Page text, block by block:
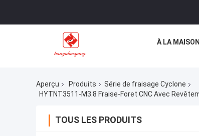
À LA MAISON
Aperçu Produits
Série de fraisage Cyclone
TOUS LES PRODUITS